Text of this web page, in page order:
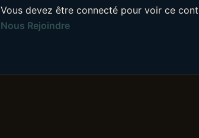
Vous devez être connecté pour voir ce
Nous Rejoindre